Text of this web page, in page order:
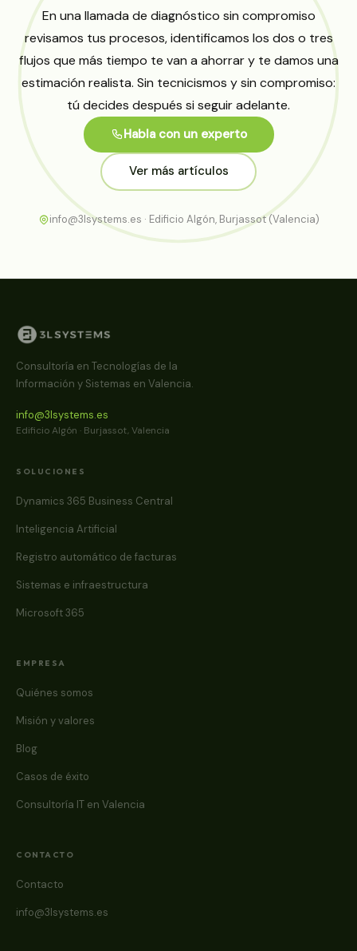
En una llamada de diagnóstico sin compromiso
revisamos tus procesos, identificamos los dos o tres
flujos que más tiempo te van a ahorrar y te damos una
estimación realista. Sin tecnicismos y sin compromiso:
tú decides después si seguir adelante.
Habla con un experto
Ver más artículos
info@3lsystems.es · Edificio Algón, Burjassot (Valencia)
Consultoría en Tecnologías de la
Información y Sistemas en Valencia.
info@3lsystems.es
Edificio Algón · Burjassot, Valencia
SOLUCIONES
Dynamics 365 Business Central
Inteligencia Artificial
Registro automático de facturas
Sistemas e infraestructura
Microsoft 365
EMPRESA
Quiénes somos
Misión y valores
Blog
Casos de éxito
Consultoría IT en Valencia
CONTACTO
Contacto
info@3lsystems.es